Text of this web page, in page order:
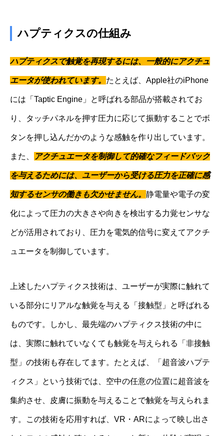
ハプティクスの仕組み
ハプティクスで触覚を再現するには、一般的にアクチュ
エータが使われています。 たとえば、Apple社のiPhone
には「Taptic Engine」と呼ばれる部品が搭載されてお
り、タッチパネルを押す圧力に応じて振動することでボ
タンを押し込んだかのような感触を作り出しています。
また、 アクチュエータを制御して的確なフィードバック
を与えるためには、ユーザーから受ける圧力を正確に感
知するセンサの働きも欠かせません。 静電量や電子の変
化によって圧力の大きさや向きを検出する力覚センサな
どが活用されており、圧力を電気的信号に変えてアクチ
ュエータを制御しています。
上述したハプティクス技術は、ユーザーが実際に触れて
いる部分にリアルな触覚を与える「接触型」と呼ばれる
ものです。しかし、最先端のハプティクス技術の中に
は、実際に触れていなくても触覚を与えられる「非接触
型」の技術も存在してます。たとえば、「超音波ハプテ
ィクス」という技術では、空中の任意の位置に超音波を
集約させ、皮膚に振動を与えることで触覚を与えられま
す。この技術を応用すれば、VR・ARによって映し出さ